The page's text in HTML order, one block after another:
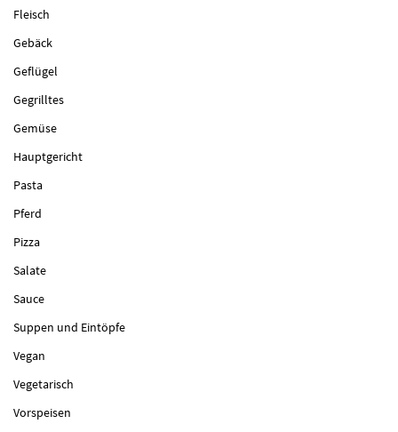
Fleisch
Gebäck
Geflügel
Gegrilltes
Gemüse
Hauptgericht
Pasta
Pferd
Pizza
Salate
Sauce
Suppen und Eintöpfe
Vegan
Vegetarisch
Vorspeisen